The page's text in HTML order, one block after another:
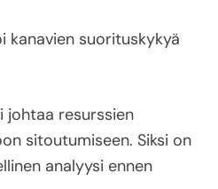
kanavien suorituskykyä
johtaa resurssien
sitoutumiseen. Siksi on
analyysi ennen